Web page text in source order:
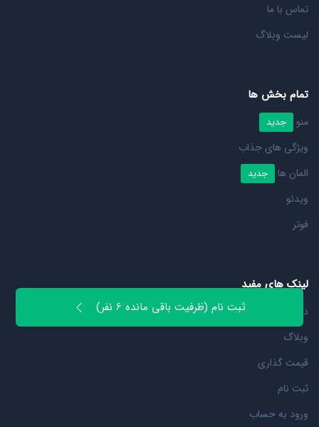
ثبت نام (ظرفیت باقی مانده 6 نفر)
تماس با ما
لیست وبلاگ
تمام بخش ها
منو جدید
ویژگی های جذاب
المان ها
جدید
ویدئو
فوتر
لینک های مفید
درباره ما
وبلاگ
قیمت گذاری
ثبت نام
ورود به حساب